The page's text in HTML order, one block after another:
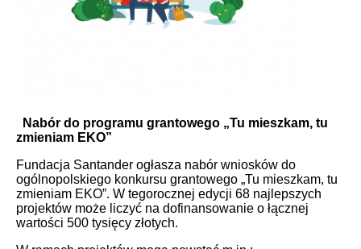
Nabór do programu grantowego „Tu mieszkam, tu
zmieniam EKO”
Fundacja Santander ogłasza nabór wniosków do
ogólnopolskiego konkursu grantowego „Tu mieszkam, tu
zmieniam EKO”. W tegorocznej edycji 68 najlepszych
projektów może liczyć na dofinansowanie o łącznej
wartości 500 tysięcy złotych.